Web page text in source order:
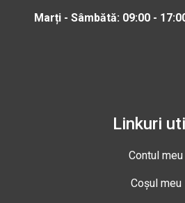
Marți - Sâmbătă: 09:00 -
Linkuri
Contul meu
Coșul meu